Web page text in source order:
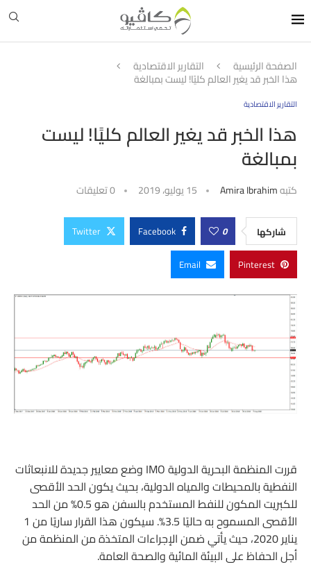
الصفحة الرئيسية التقارير الاقتصادية
هذا الخبر قد يغير العالم كليًا! ليست بمبالغة
التقارير الاقتصادية
هذا الخبر قد يغير العالم كليًا! ليست
بمبالغة
كتبهAmira Ibrahim 15 يوليو، 2019 0 تعليقات
شاركها 0
Facebook
Twitter
Pinterest
Email
قررت المنظمة البحرية الدولية IMO وضع معايير جديدة للانبعاثات
النفطية بالمحيطات والمياه الدولية، بحيث يكون الحد الأقصى
للكبريت المكون للنفط المستخدم بالسفن هو 0.5% من الحد
الأقصى المسموح به حاليًا 3.5%. سيكون هذا القرار ساريًا من 1
يناير 2020، حيث يأتي ضمن الإجراءات المتخذة من المنظمة من
أجل الحفاظ على البيئة المائية والصحة العامة.